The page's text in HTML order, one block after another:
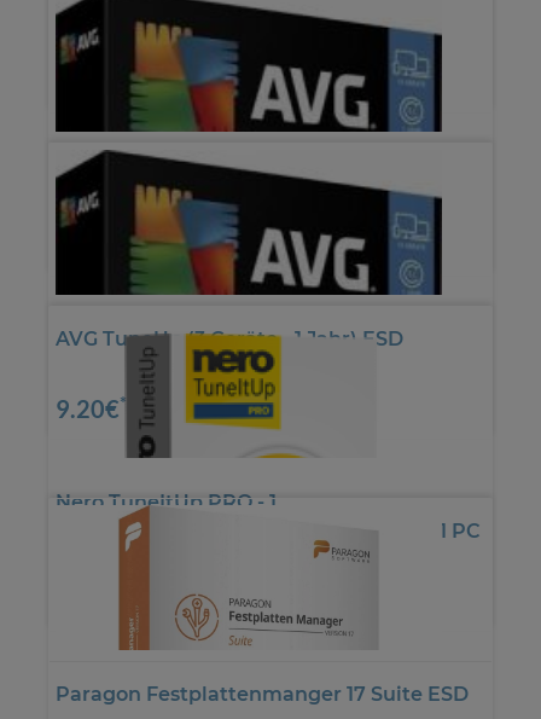
AVG TuneUp (10 Geräte - 1 Jahr) ESD
AVG TuneUp (10 Geräte - 2 Jahre) ESD
12.56€*
AVG TuneUp (3 Geräte - 1 Jahr) ESD
9.20€*
Nero TuneItUp PRO - 1
Jahreslizenz/jährliches Abonnement - 1 PC
Paragon Festplattenmanger 17 Suite ESD